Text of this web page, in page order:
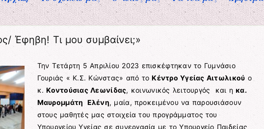
Έφηβη! Τι μου συμβαίνει;»
Την Τετάρτη 5 Απριλίου 2023 επισκέφτηκαν το Γυμνάσιο
Γουριάς « Κ.Σ. Κώνστας» από τοΚέντρο Υγείας Αιτωλικού ο
κ.Κοντούσιας Λεωνίδας, κοινωνικός λειτουργός και η κα.
Μαυρομμάτη Ελένη, μαία, προκειμένου να παρουσιάσουν
στους μαθητές μας στοιχεία του προγράμματος του
Υπουργείου Υγείας σε συνεργασία με το Υπουργείο Παιδείας